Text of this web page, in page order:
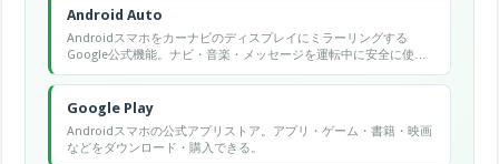
Android Auto
Androidスマホをカーナビのディスプレイにミラーリングする
Google公式機能。ナビ・音楽・メッセージを運転中に安全に使え
る。
Google Play
Androidスマホの公式アプリストア。アプリ・ゲーム・書籍・映画
などをダウンロード・購入できる。